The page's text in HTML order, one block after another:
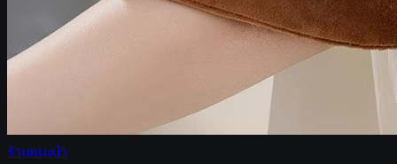
ร้านแนะนำ